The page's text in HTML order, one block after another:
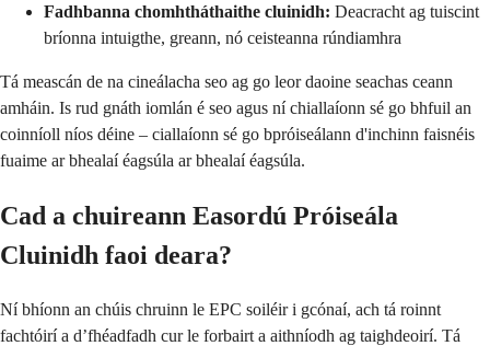
Fadhbanna chomhtháthaithe cluinidh: Deacracht ag tuiscint
bríonna intuigthe, greann, nó ceisteanna rúndiamhra
Tá meascán de na cineálacha seo ag go leor daoine seachas ceann
amháin. Is rud gnáth iomlán é seo agus ní chiallaíonn sé go bhfuil an
coinníoll níos déine – ciallaíonn sé go bpróiseálann d'inchinn faisnéis
fuaime ar bhealaí éagsúla ar bhealaí éagsúla.
Cad a chuireann Easordú Próiseála
Cluinidh faoi deara?
Ní bhíonn an chúis chruinn le EPC soiléir i gcónaí, ach tá roinnt
fachtóirí a d’fhéadfadh cur le forbairt a aithníodh ag taighdeoirí. Tá